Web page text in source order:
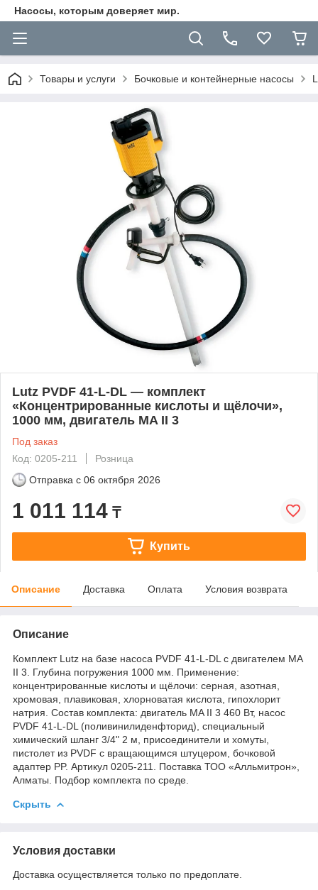
Насосы, которым доверяет мир.
Товары и услуги Бочковые и контейнерные насосы
Lutz PVDF 41-L-DL — комплект
«Концентрированные кислоты и щёлочи»,
1000 мм, двигатель MA II 3
Под заказ
Код: 0205-211
Розница
Отправка с 06 октября 2026
1 011 114 ₸
Купить
Описание Доставка Оплата Условия возврата
Описание
Комплект Lutz на базе насоса PVDF 41-L-DL с двигателем MA
II 3. Глубина погружения 1000 мм. Применение:
концентрированные кислоты и щёлочи: серная, азотная,
хромовая, плавиковая, хлорноватая кислота, гипохлорит
натрия. Состав комплекта: двигатель MA II 3 460 Вт, насос
PVDF 41-L-DL (поливинилиденфторид), специальный
химический шланг 3/4" 2 м, присоединители и хомуты,
пистолет из PVDF с вращающимся штуцером, бочковой
адаптер PP. Артикул 0205-211. Поставка ТОО «Алльмитрон»,
Алматы. Подбор комплекта по среде.
Скрыть
Условия доставки
Доставка осуществляется только по предоплате.